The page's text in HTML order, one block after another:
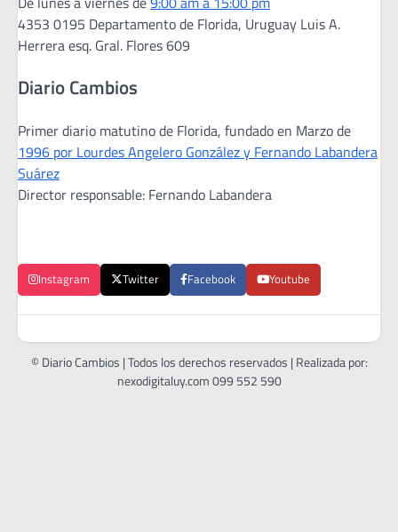
4353 0195 Departamento de Florida, Uruguay Luis A.
Herrera esq. Gral. Flores 609
Diario Cambios
Primer diario matutino de Florida, fundado en Marzo de
1996 por Lourdes Angelero González y Fernando Labandera
Suárez
Director responsable: Fernando Labandera
Instagram Twitter Facebook Youtube